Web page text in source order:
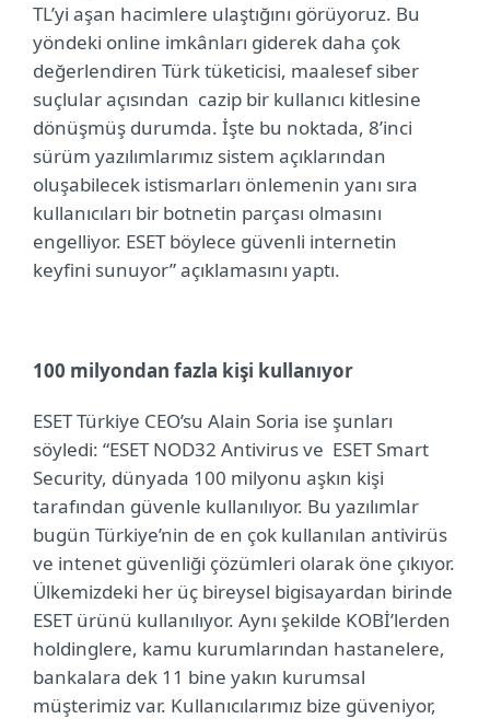
TL’yi aşan hacimlere ulaştığını görüyoruz. Bu
yöndeki online imkânları giderek daha çok
değerlendiren Türk tüketicisi, maalesef siber
suçlular açısından cazip bir kullanıcı kitlesine
dönüşmüş durumda. İşte bu noktada, 8’inci
sürüm yazılımlarımız sistem açıklarından
oluşabilecek istismarları önlemenin yanı sıra
kullanıcıları bir botnetin parçası olmasını
engelliyor. ESET böylece güvenli internetin
keyfini sunuyor” açıklamasını yaptı.
100 milyondan fazla kişi kullanıyor
ESET Türkiye CEO’su Alain Soria ise şunları
söyledi: “ESET NOD32 Antivirus ve ESET Smart
Security, dünyada 100 milyonu aşkın kişi
tarafından güvenle kullanılıyor. Bu yazılımlar
bugün Türkiye’nin de en çok kullanılan antivirüs
ve intenet güvenliği çözümleri olarak öne çıkıyor.
Ülkemizdeki her üç bireysel bigisayardan birinde
ESET ürünü kullanılıyor. Aynı şekilde KOBİ’lerden
holdinglere, kamu kurumlarından hastanelere,
bankalara dek 11 bine yakın kurumsal
müşterimiz var. Kullanıcılarımız bize güveniyor,